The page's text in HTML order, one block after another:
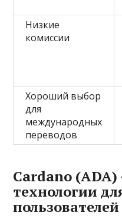
Низкие
комиссии
Хороший выбор
для
международных
переводов
Cardano
технологии
пользователей